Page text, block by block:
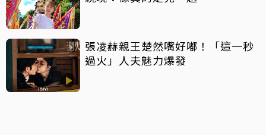
張凌赫親王楚然嘴好嘟！「這一秒
過火」人夫魅力爆發